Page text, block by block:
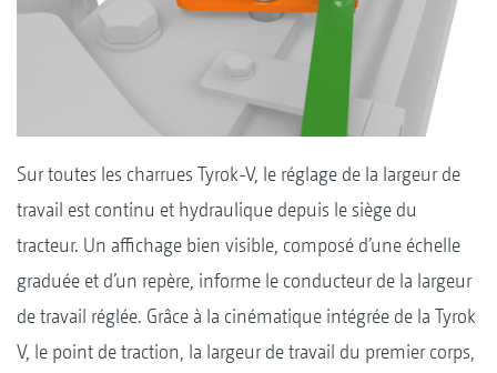
Sur toutes les charrues Tyrok-V, le réglage de la largeur de
travail est continu et hydraulique depuis le siège du
tracteur. Un affichage bien visible, composé d’une échelle
graduée et d’un repère, informe le conducteur de la largeur
de travail réglée. Grâce à la cinématique intégrée de la Tyrok
V, le point de traction, la largeur de travail du premier corps,